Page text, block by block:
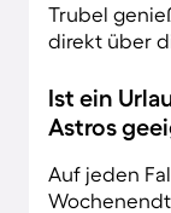
Trubel
direkt über
Ist ein
Astros
Auf jeden